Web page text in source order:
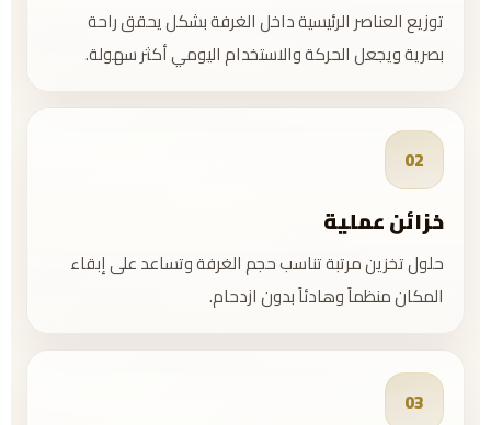
توزيع العناصر الرئيسية داخل الغرفة بشكل يحقق راحة
بصرية ويجعل الحركة والاستخدام اليومي أكثر سهولة.
02
خزائن عملية
حلول تخزين مرتبة تناسب حجم الغرفة وتساعد على إبقاء
المكان منظماً وهادئاً بدون ازدحام.
03